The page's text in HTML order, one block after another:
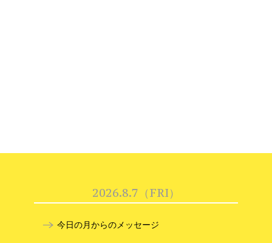
2026.8.7（FRI）
今日の月からのメッセージ